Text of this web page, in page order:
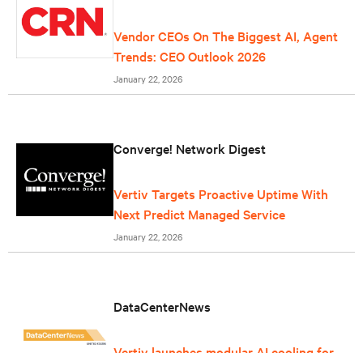
Vendor CEOs On The Biggest AI, Agent
Trends: CEO Outlook 2026
January 22, 2026
Converge! Network Digest
Vertiv Targets Proactive Uptime With
Next Predict Managed Service
January 22, 2026
DataCenterNews